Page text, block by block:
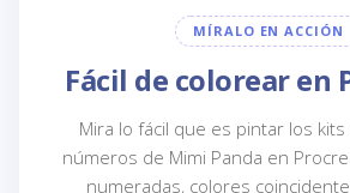
MÍRALO EN ACCIÓN
Fácil de colorear en
Mira lo fácil que es pintar los
números de Mimi Panda en
numeradas, colores